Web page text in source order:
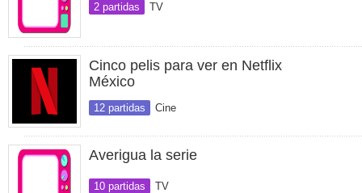
2 partidas TV
Cinco pelis para ver en Netflix
México
12 partidas Cine
Averigua la serie
10 partidas TV